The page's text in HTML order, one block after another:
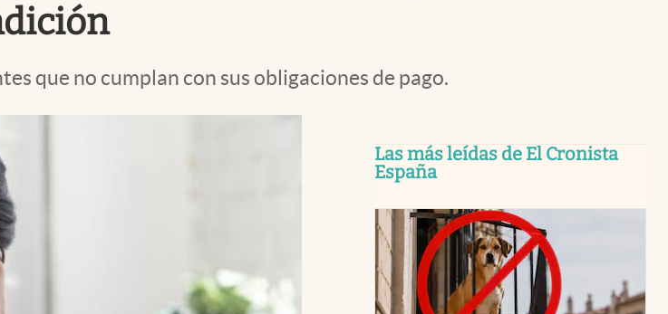
que no cumplan con sus obligaciones de pago.
Las más leídas de El Cronista
España